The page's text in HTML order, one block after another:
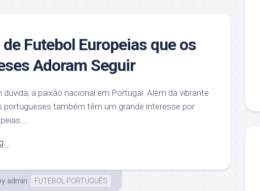
Futebol Europeias que os
Adoram Seguir
dúvida, a paixão nacional em Portugal. Além da vibrante
portugueses também têm um grande interesse por
admin FUTEBOL PORTUGUÊS